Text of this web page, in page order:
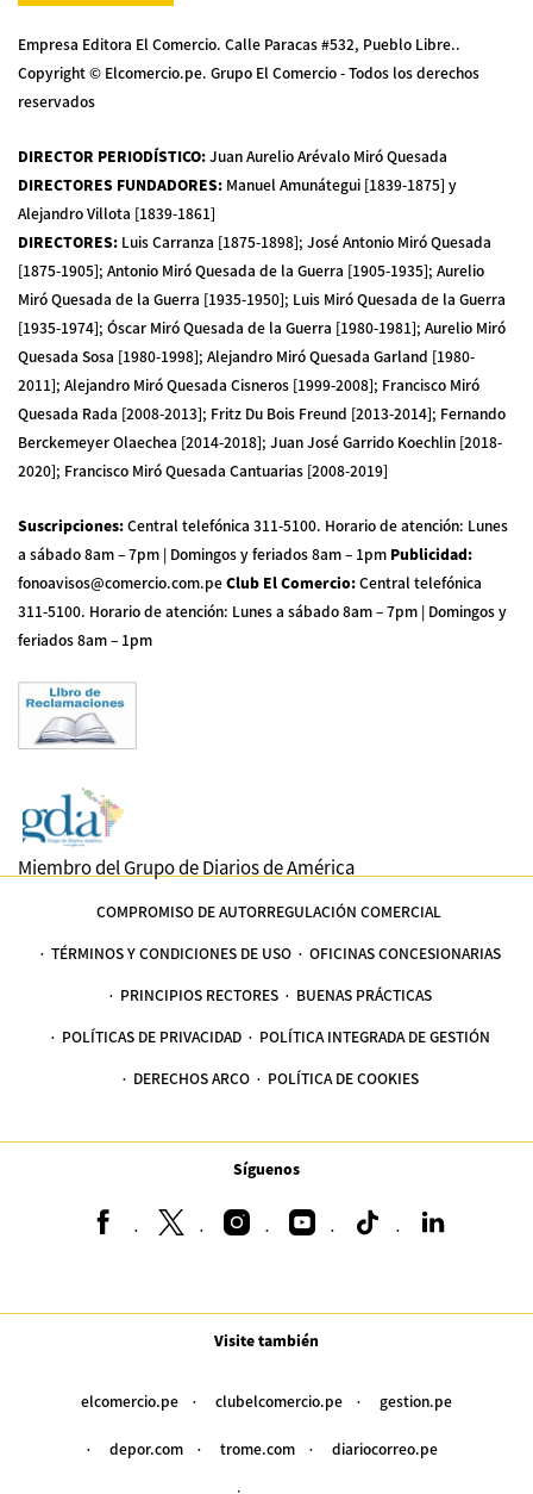
Empresa Editora El Comercio. Calle Paracas #532, Pueblo Libre..
Copyright © Elcomercio.pe. Grupo El Comercio - Todos los derechos
reservados
DIRECTOR PERIODÍSTICO:Juan Aurelio Arévalo Miró Quesada
DIRECTORES FUNDADORES: Manuel Amunátegui [1839-1875] y
Alejandro Villota [1839-1861]
DIRECTORES: Luis Carranza [1875-1898]; José Antonio Miró Quesada
[1875-1905]; Antonio Miró Quesada de la Guerra [1905-1935]; Aurelio
Miró Quesada de la Guerra [1935-1950]; Luis Miró Quesada de la Guerra
[1935-1974]; Óscar Miró Quesada de la Guerra [1980-1981]; Aurelio Miró
Quesada Sosa [1980-1998]; Alejandro Miró Quesada Garland [1980-
2011]; Alejandro Miró Quesada Cisneros [1999-2008]; Francisco Miró
Quesada Rada [2008-2013]; Fritz Du Bois Freund [2013-2014]; Fernando
Berckemeyer Olaechea [2014-2018]; Juan José Garrido Koechlin [2018-
2020]; Francisco Miró Quesada Cantuarias [2008-2019]
Suscripciones:Central telefónica 311-5100. Horario de atención: Lunes
a sábado 8am – 7pm | Domingos y feriados 8am – 1pm Publicidad:
fonoavisos@comercio.com.peClub El Comercio:Central telefónica
311-5100. Horario de atención: Lunes a sábado 8am – 7pm | Domingos y
feriados 8am – 1pm
Miembro del Grupo de Diarios de América
COMPROMISO DE AUTORREGULACIÓN COMERCIAL
TÉRMINOS Y CONDICIONES DE USO OFICINAS CONCESIONARIAS
PRINCIPIOS RECTORES BUENAS PRÁCTICAS
POLÍTICAS DE PRIVACIDAD POLÍTICA INTEGRADA DE GESTIÓN
DERECHOS ARCO POLÍTICA DE COOKIES
Síguenos
Visite también
elcomercio.pe clubelcomercio.pe gestion.pe
depor.com trome.com diariocorreo.pe